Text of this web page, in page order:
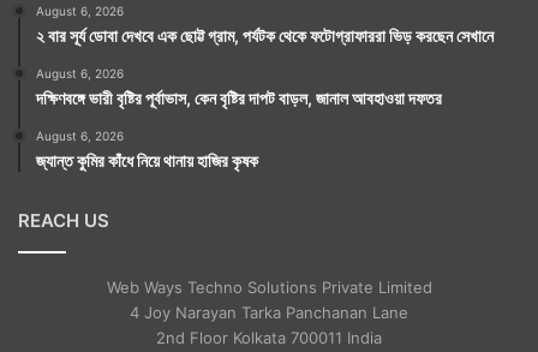
August 6, 2026
২ বার সূর্য ডোবা দেখবে এক ছোট্ট গ্রাম, পর্যটক থেকে ফটোগ্রাফাররা ভিড় করছেন সেখানে
August 6, 2026
দক্ষিণবঙ্গে ভারী বৃষ্টির পূর্বাভাস, কেন বৃষ্টির দাপট বাড়ল, জানাল আবহাওয়া দফতর
August 6, 2026
জ্যান্ত কুমির কাঁধে নিয়ে থানায় হাজির কৃষক
REACH US
Web Ways Techno Solutions Private Limited
4 Joy Narayan Tarka Panchanan Lane
2nd Floor Kolkata 700011 India